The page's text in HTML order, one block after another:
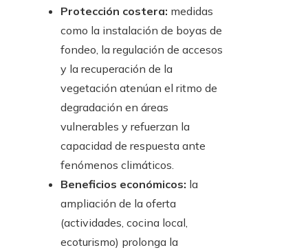
Protección costera: medidas
como la instalación de boyas de
fondeo, la regulación de accesos
y la recuperación de la
vegetación atenúan el ritmo de
degradación en áreas
vulnerables y refuerzan la
capacidad de respuesta ante
fenómenos climáticos.
Beneficios económicos: la
ampliación de la oferta
(actividades, cocina local,
ecoturismo) prolonga la